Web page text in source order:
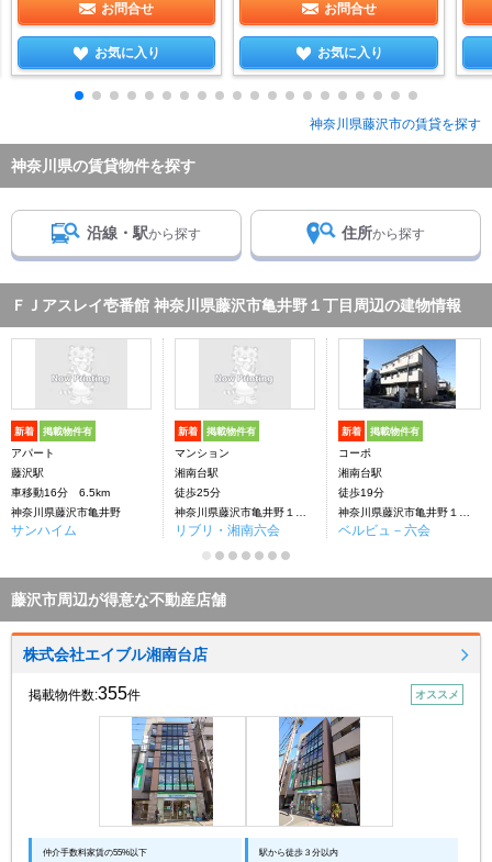
お問合せ
お気に入り
お問合せ
お気に入り
神奈川県藤沢市の賃貸を探す
神奈川県の賃貸物件を探す
沿線・駅から探す 住所から探す
ＦＪアスレイ壱番館 神奈川県藤沢市亀井野１丁目周辺の建物情報
新着 掲載物件有
アパート
藤沢駅
車移動16分 6.5km
神奈川県藤沢市亀井野
サンハイム
新着 掲載物件有
マンション
湘南台駅
徒歩25分
リブリ・湘南六会
新着 掲載物件有
コーポ
湘南台駅
徒歩19分
ベルビュ－六会
藤沢市周辺が得意な不動産店舗
株式会社エイブル湘南台店
掲載物件数:355件 オススメ
仲介手数料家賃の55%以下 駅から徒歩３分以内